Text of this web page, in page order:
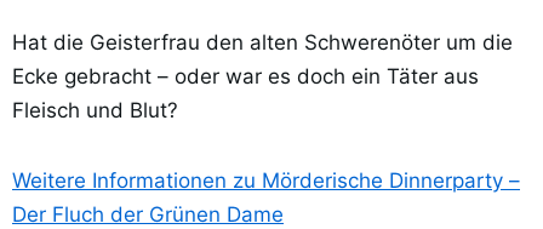
Hat die Geisterfrau den alten Schwerenöter um die
Ecke gebracht – oder war es doch ein Täter aus
Fleisch und Blut?
Weitere Informationen zu Mörderische Dinnerparty –
Der Fluch der Grünen Dame